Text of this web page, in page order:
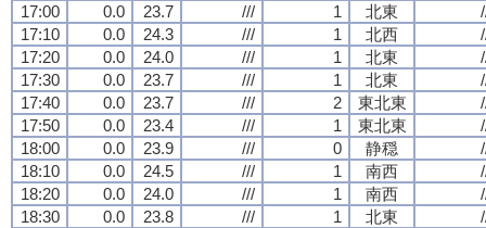
17:00
0.0 23.7 /// 1 北東
17:10
0.0 24.3 /// 1 北西
17:20
0.0 24.0 /// 1 北東
17:30
0.0 23.7 /// 1 北東
17:40
0.0 23.7 /// 2 東北東
17:50
0.0 23.4 /// 1 東北東
18:00
0.0 23.9 /// 0 静穏
18:10
0.0 24.5 /// 1 南西
18:20
0.0 24.0 /// 1 南西
18:30
0.0 23.8 /// 1 北東